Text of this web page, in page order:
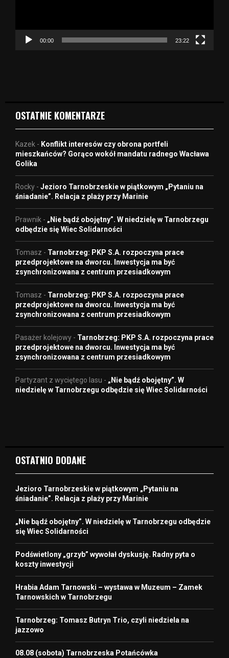
c
00:00 23:22
OSTATNIE KOMENTARZE
Kazek - Konflikt interesów czy obrona portfeli
mieszkańców? Gorąco wokół mandatu radnego Wacława
Golika
Rocky - Jezioro Tarnobrzeskie w piątkowym „Pytaniu na
śniadanie”. Relacja z plaży przy Marinie
Prawnik - „Nie bądź obojętny”. W niedzielę w Tarnobrzegu
odbędzie się Wiec Solidarności
Tomasz - Tarnobrzeg: PKP S.A. rozpoczyna prace
przedprojektowe na dworcu. Inwestycja ma być
zsynchronizowana z centrum przesiadkowym
Tomasz - Tarnobrzeg: PKP S.A. rozpoczyna prace
przedprojektowe na dworcu. Inwestycja ma być
zsynchronizowana z centrum przesiadkowym
Pasażer kolejowy - Tarnobrzeg: PKP S.A. rozpoczyna prace
przedprojektowe na dworcu. Inwestycja ma być
zsynchronizowana z centrum przesiadkowym
Partyzant z wyciętego lasu - „Nie bądź obojętny”. W
niedzielę w Tarnobrzegu odbędzie się Wiec Solidarności
OSTATNIO DODANE
Jezioro Tarnobrzeskie w piątkowym „Pytaniu na
śniadanie”. Relacja z plaży przy Marinie
„Nie bądź obojętny”. W niedzielę w Tarnobrzegu odbędzie
się Wiec Solidarności
Podświetlony „grzyb” wywołał dyskusję. Radny pyta o
koszty inwestycji
Hrabia Adam Tarnowski – wystawa w Muzeum – Zamek
Tarnowskich w Tarnobrzegu
Tarnobrzeg: Tomasz Butryn Trio, czyli niedziela na
jazzowo
08.08 (sobota) Tarnobrzeska Potańcówka